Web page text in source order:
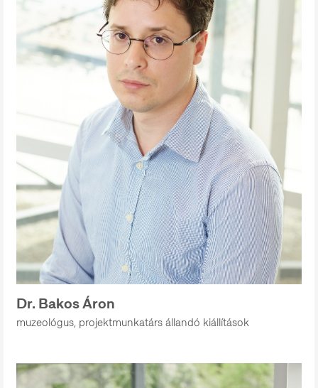
Dr. Bakos Áron
muzeológus, projektmunkatárs állandó kiállítások